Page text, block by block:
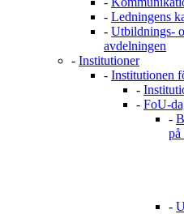
- Ledningens
- Utbildnings-
avdelningen
- Institutioner
- Institutionen
-
- FoU-
-
på
-